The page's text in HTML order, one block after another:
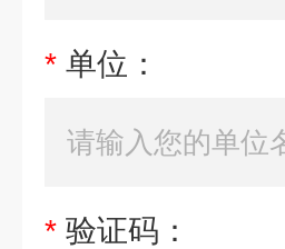
* 单位：
* 验证码：